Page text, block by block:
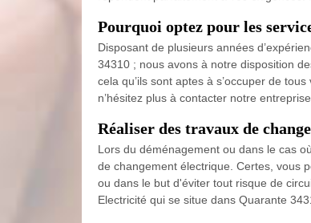
Pourquoi optez pour les
Disposant de plusieurs années
34310 ; nous avons à notre disposition
cela qu’ils sont aptes à s’occuper de
n’hésitez plus à contacter notre
Réaliser des travaux de
Lors du déménagement ou dans le cas
de changement électrique. Certes, vous
ou dans le but d'éviter tout risque de
Electricité qui se situe dans Quarante